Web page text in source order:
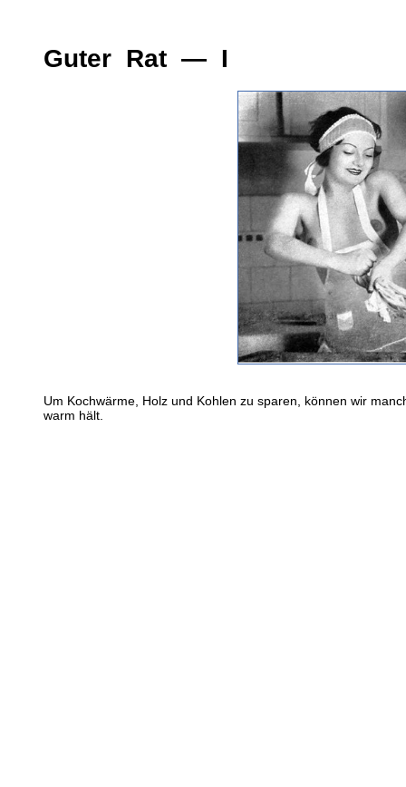
Guter Rat — I
Um Kochwärme, Holz und Kohlen zu sparen, können wir
warm hält.